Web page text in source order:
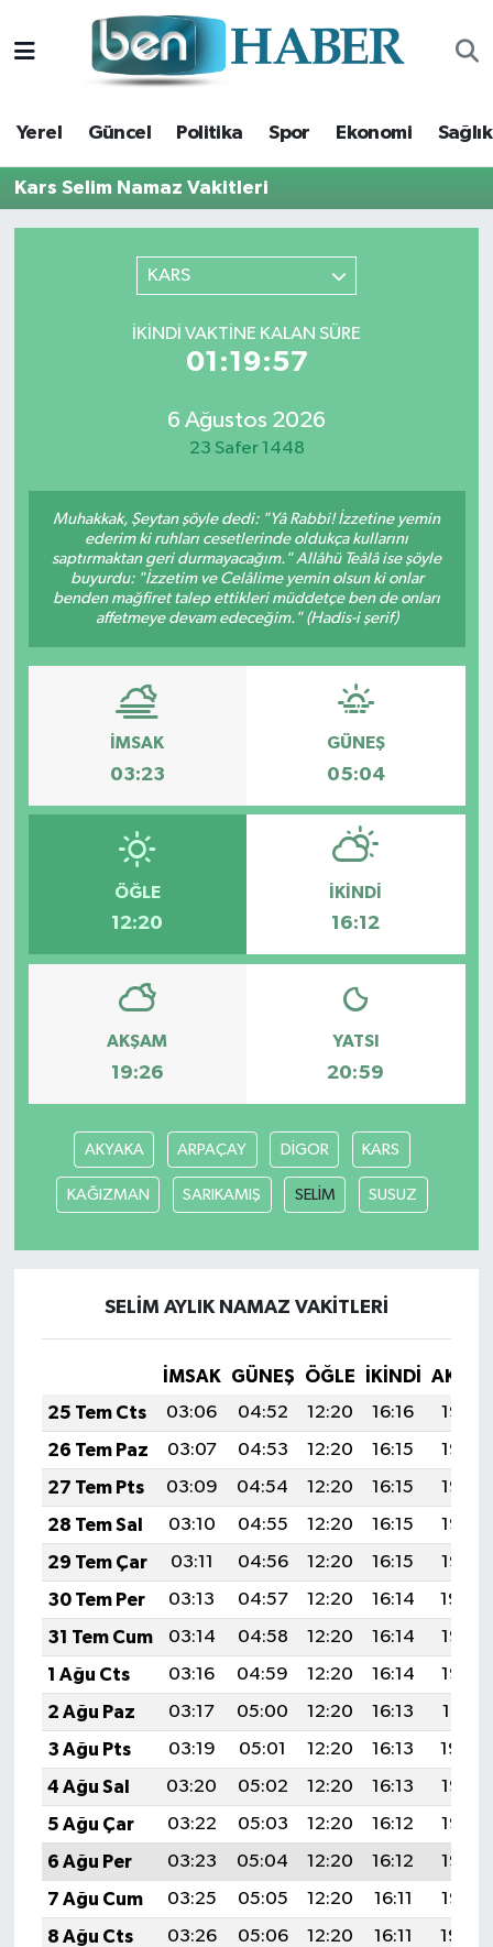
Yerel Güncel Politika Spor Ekonomi Sağlık
Kars Selim Namaz Vakitleri
KARS
İKINDI VAKTINE KALAN SÜRE
01:19:56
6 Ağustos 2026
23 Safer 1448
Muhakkak, Şeytan şöyle dedi: "Yâ Rabbi! İzzetine yemin
ederim ki ruhları cesetlerinde oldukça kullarını
saptırmaktan geri durmayacağım." Allâhü Teâlâ ise şöyle
buyurdu: "İzzetim ve Celâlime yemin olsun ki onlar
benden mağfiret talep ettikleri müddetçe ben de onları
affetmeye devam edeceğim." (Hadis-i şerif)
İMSAK
03:23
GÜNEŞ
05:04
ÖĞLE
12:20
İKINDI
16:12
AKŞAM
19:26
YATSI
20:59
AKYAKA ARPAÇAY DİGOR KARS
KAĞIZMAN SARIKAMIŞ SELİM SUSUZ
SELİM AYLIK NAMAZ VAKITLERI
İMSAK GÜNEŞ ÖĞLE İKINDI
25 Tem Cts
03:06 04:52 12:20 16:16
19:38
26 Tem Paz
03:07 04:53 12:20 16:15
19:38
27 Tem Pts
03:09 04:54 12:20 16:15
19:37
28 Tem Sal
03:10 04:55 12:20 16:15
19:36
29 Tem Çar
03:11 04:56 12:20 16:15
19:35
30 Tem Per
03:13 04:57 12:20 16:14
19:34
31 Tem Cum
03:14 04:58 12:20 16:14
19:33
1 Ağu Cts
03:16 04:59 12:20 16:14
19:32
2 Ağu Paz
03:17 05:00 12:20 16:13
19:31
3 Ağu Pts
03:19 05:01 12:20 16:13
19:30
4 Ağu Sal
03:20 05:02 12:20 16:13
19:28
5 Ağu Çar
03:22 05:03 12:20 16:12
19:27
6 Ağu Per
03:23 05:04 12:20 16:12
19:26
7 Ağu Cum
03:25 05:05 12:20 16:11
19:25
8 Ağu Cts
03:26 05:06 12:20 16:11
19:24
Yerel
Güncel
Politika
Resmi Reklam
Röportajlar
Hava Durumu
Trafik Durumu
Süper Lig Puan Durumu ve Fikstür